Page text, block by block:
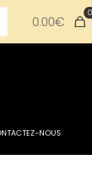
0
0.00€
NOUS